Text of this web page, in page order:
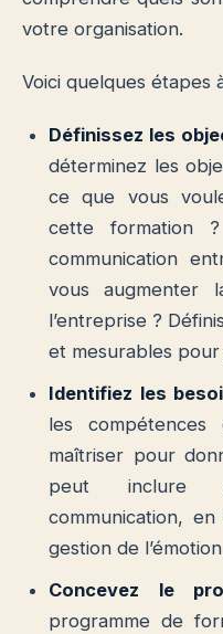
votre organisation.
Voici quelques étapes
Définissez les
déterminez les
ce que vous
cette formation
communication
vous augmenter
l’entreprise ?
et mesurables
Identifiez les
les
maîtriser pour
peut inclure
communication,
gestion de
Concevez le
programme de